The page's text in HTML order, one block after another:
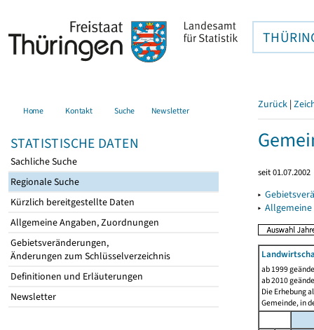
Home Kontakt Suche Newsletter
STATISTISCHE DATEN
Sachliche Suche
Regionale Suche
Kürzlich bereitgestellte Daten
Allgemeine Angaben, Zuordnungen
Gebietsveränderungen,
Änderungen zum Schlüsselverzeichnis
Definitionen und Erläuterungen
Newsletter
Zurück |
seit 01.07.2002
▸
▸
ab 1999
ab 2010
Die Erhebung
Gemeinde, in